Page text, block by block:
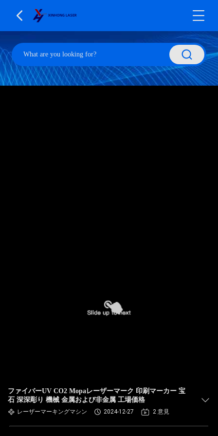
ファイバーUV CO2 Mopaレーザーマーク 印刷マーカー 宝
石 深深彫り 機械 金属および非金属 工場価格
レーザーマーキングマシン 2024-12-27 2 意見